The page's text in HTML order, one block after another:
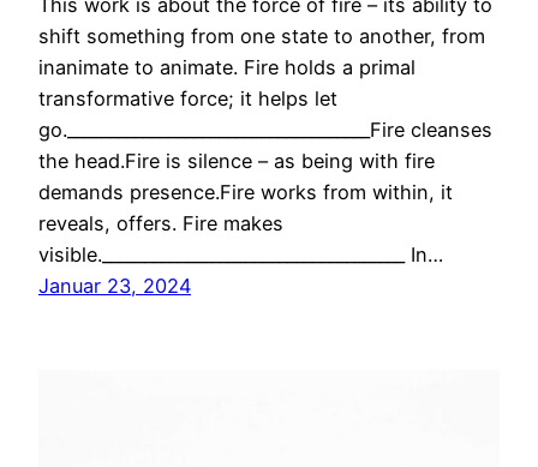
This work is about the force of fire – its ability to
shift something from one state to another, from
inanimate to animate. Fire holds a primal
transformative force; it helps let
go.____________________________________Fire cleanses
the head.Fire is silence – as being with fire
demands presence.Fire works from within, it
reveals, offers. Fire makes
visible.____________________________________ In…
Januar 23, 2024